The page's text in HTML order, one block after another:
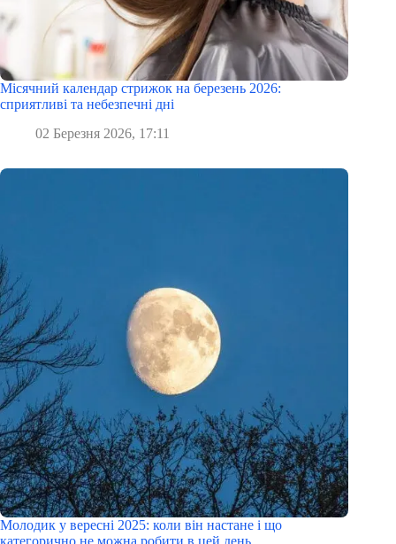
Місячний календар стрижок на березень 2026:
сприятливі та небезпечні дні
02 Березня 2026, 17:11
Молодик у вересні 2025: коли він настане і що
категорично не можна робити в цей день